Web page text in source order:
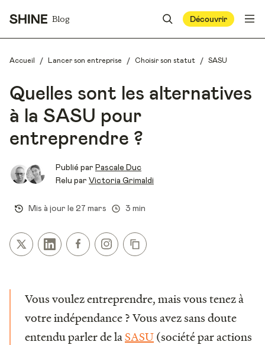
Blog Découvrir
Accueil / Lancer son entreprise / Choisir son statut / SASU
Quelles sont les alternatives
à la SASU pour
entreprendre ?
Publié par Pascale Duc
Relu par Victoria Grimaldi
Mis à jour le 27 mars 3 min
Vous voulez entreprendre, mais vous tenez à
votre indépendance ? Vous avez sans doute
entendu parler de laSASU(société par actions